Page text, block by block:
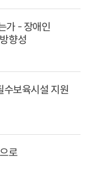
가 - 장애인
향성
수보육시설 지원
로